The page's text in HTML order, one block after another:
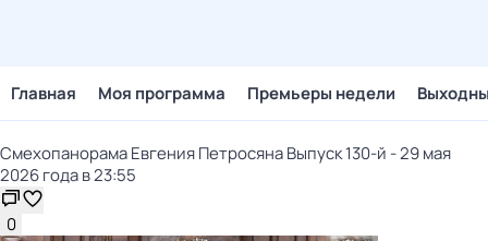
Главная Моя программа Премьеры недели
Смехопанорама Евгения Петросяна Выпуск 130-й - 29 мая
2026 года в 23:55
0